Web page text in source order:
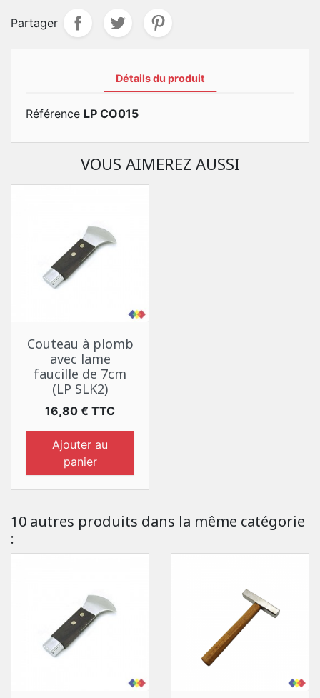
Partager
Détails du produit
Référence LP CO015
VOUS AIMEREZ AUSSI
Couteau à plomb
avec lame
faucille de 7cm
(LP SLK2)
Prix
16,80 € TTC
Ajouter au
panier
10 autres produits dans la même catégorie
: